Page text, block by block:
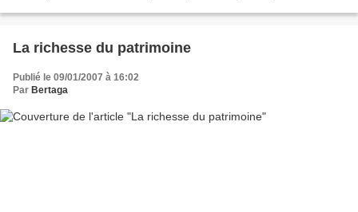
La richesse du patrimoine
Publié le 09/01/2007 à 16:02
Par Bertaga